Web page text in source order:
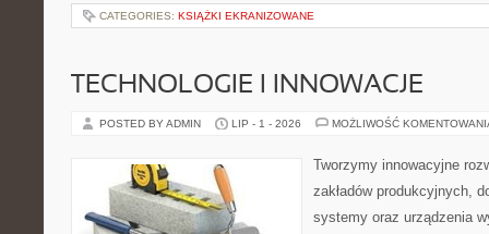
CATEGORIES: KSIĄŻKI EKRANIZOWANE
TECHNOLOGIE I INNOWACJE
POSTED BY ADMIN LIP - 1 - 2026 MOŻLIWOŚĆ
Tworzymy innowacyjne
zakładów produkcyjnych,
systemy oraz urządzenia